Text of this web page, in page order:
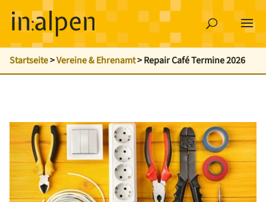
Startseite>Vereine & Ehrenamt>Repair Café Termine 2026